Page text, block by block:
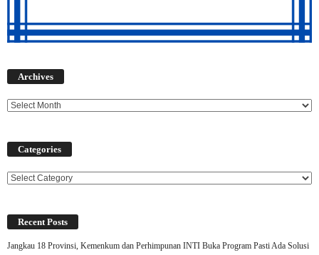
Archives
Categories
Categories
Recent Posts
Jangkau 18 Provinsi, Kemenkum dan Perhimpunan INTI Buka Program Pasti Ada Solusi